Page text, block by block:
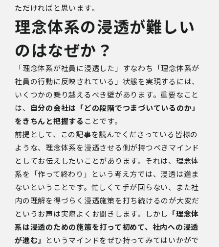
ただければと思います。
理念体系の浸透が難しい
のはなぜか？
「理念体系が社員に浸透した」すなわち「理念体系が
社員の行動に反映されている」状態を実現するには、
いくつかの乗り越えるべき壁があります。重要なこと
は、
自分の会社は「どの段階でつまづいているのか」
をきちんと把握する ことです。
前提として、この記事を読んでくださっている皆様の
ような、理念体系を浸透させる側が持つべきマインド
としてお伝えしたいことがあります。それは、理念体
系を「作って終わり」という考え方では、浸透は進ま
ないということです。忙しくて手が回らない、また社
内の理解を得づらく浸透施策を打ち続けるのが大変だ
というお声は実際よくお聞きします。しかし 「理念体
系は浸透のための施策を打って初めて、社内への浸透
が進む」
というマインドをぜひ持ってみてはいかがで